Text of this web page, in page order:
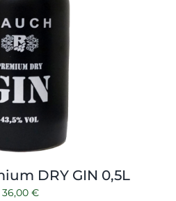
DRY GIN 0,5L
36,00 €